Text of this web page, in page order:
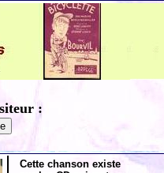
:
Cette chanson existe